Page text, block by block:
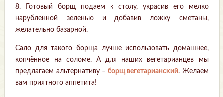
8. Готовый борщ подаем к столу, украсив его мелко
нарубленной зеленью и добавив ложку сметаны,
желательно базарной.
Сало для такого борща лучше использовать домашнее,
копчённое на соломе. А для наших вегетарианцев мы
предлагаем альтернативу – борщ вегетарианский. Желаем
вам приятного аппетита!